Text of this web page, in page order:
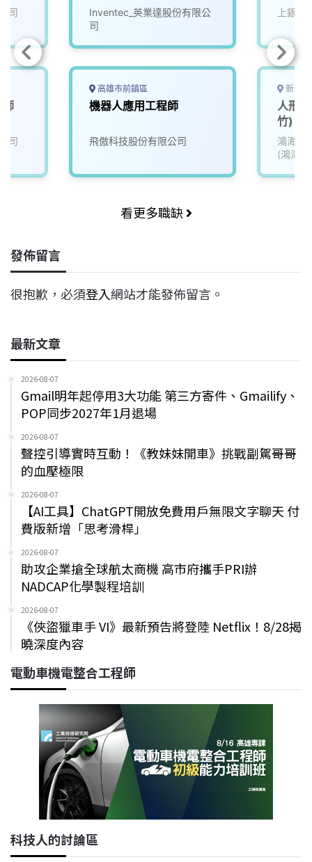
司
師
司
Inventec_英業達股份有限公
司
高雄市前鎮區
機器人應用工程師
飛傲科技股份有限公司
上銀科
新竹市
人形
竹)
鴻海精
(鴻海)
看更多職缺
發佈留言
很抱歉，必須登入網站才能發佈留言。
最新文章
2026-08-07
Gmail明年起停用3大功能 第三方寄件、Gmailify、
POP同步2027年1月退場
2026-08-07
聲控引導實時互動！《教妹妹開車》挑戰副駕哥哥
的血壓極限
2026-08-07
【AI工具】ChatGPT開放免費用戶無限文字聊天 付
費版新增「思考滑桿」
2026-08-07
助攻企業搶全球航太商機 高市府攜手PRI辦
NADCAP化學製程培訓
2026-08-07
《俠盜獵車手 VI》最新預告將登陸 Netflix！8/28揭
曉深度內容
電動車機電整合工程師
科技人的討論區